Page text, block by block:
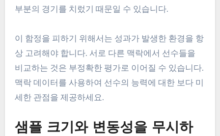
부분의 경기를 치렀기 때문일 수 있습니다.
이 함정을 피하기 위해서는 성과가 발생한 환경을 항
상 고려해야 합니다. 서로 다른 맥락에서 선수들을
비교하는 것은 부정확한 평가로 이어질 수 있습니다.
맥락 데이터를 사용하여 선수의 능력에 대한 보다 미
세한 관점을 제공하세요.
샘플 크기와 변동성을 무시하